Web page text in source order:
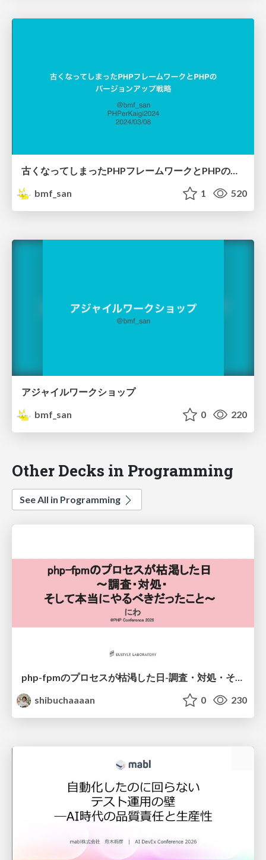
古くなってしまったPHPフレームワークとPHPのバージョンアップ戦略
bmf_san
1 520
アジャイルワークショップ
bmf_san
0 220
Other Decks in Programming
See All in Programming
shibuchaaaan
0 230